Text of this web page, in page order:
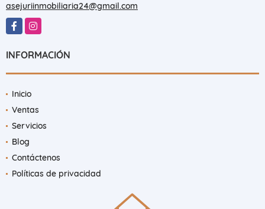
asejuriinmobiliaria24@gmail.com
FacebookInstagram
INFORMACIÓN
Inicio
Ventas
Servicios
Blog
Contáctenos
Políticas de privacidad